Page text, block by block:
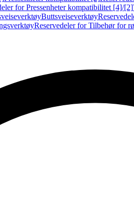
for Pressenheter kompatibilitet [4]/[2]
Buttsveiseverktøy
Reservedeler for Tilbehør for